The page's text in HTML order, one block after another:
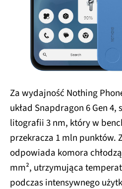
Za wydajność Nothing
układ Snapdragon 6 Gen
litografii 3 nm, który w
przekracza 1 mln punktów.
odpowiada komora
mm², utrzymująca
podczas intensywnego